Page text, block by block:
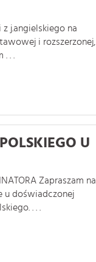
j.angielskiego na
i rozszerzonej,
. .
U
Zapraszam na
u doświadczonej
. . .